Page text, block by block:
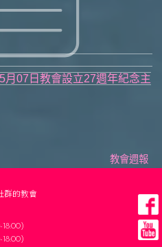
教會週報
月07日教會設立27週年紀念主
群的教會